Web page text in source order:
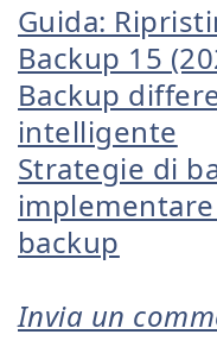
Guida:
Backup 15
Backup
intelligente
Strategie di
backup
Invia un